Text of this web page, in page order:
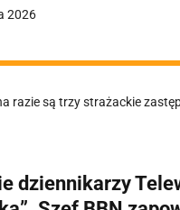
2026
razie są trzy strażackie
dziennikarzy